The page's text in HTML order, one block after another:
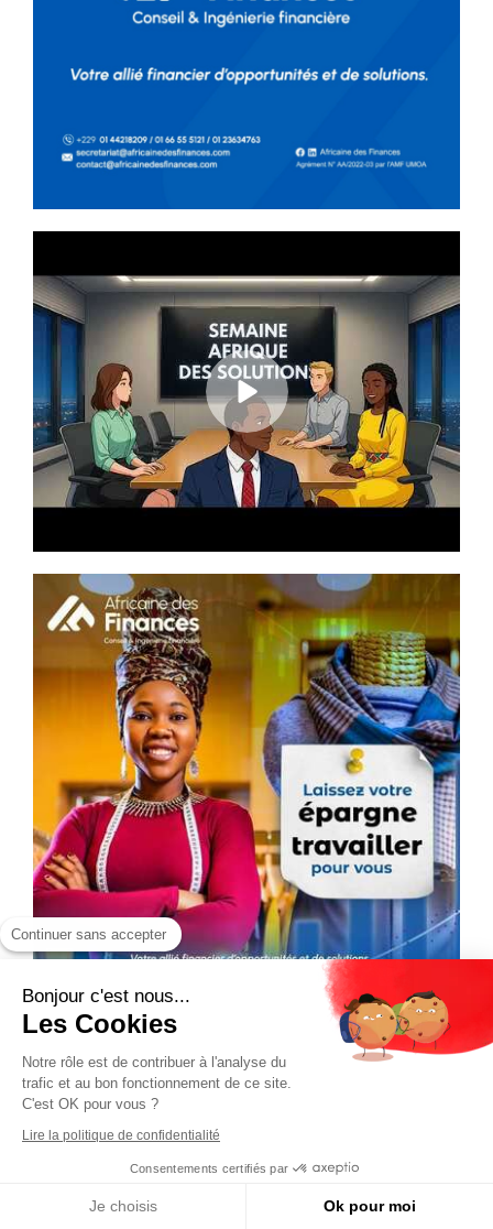
Continuer sans accepter
Bonjour c'est nous...
Les Cookies
Notre rôle est de contribuer à l'analyse du
trafic et au bon fonctionnement de ce site.
C'est OK pour vous ?
Lire la politique de confidentialité
Consentements certifiés par
Je choisis Ok pour moi